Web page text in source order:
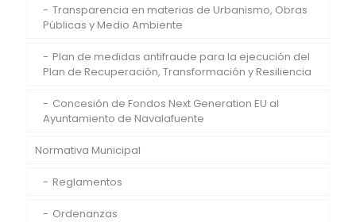
Transparencia en materias de Urbanismo, Obras
Públicas y Medio Ambiente
Plan de medidas antifraude para la ejecución del
Plan de Recuperación, Transformación y Resiliencia
Concesión de Fondos Next Generation EU al
Ayuntamiento de Navalafuente
Normativa Municipal
Reglamentos
Ordenanzas